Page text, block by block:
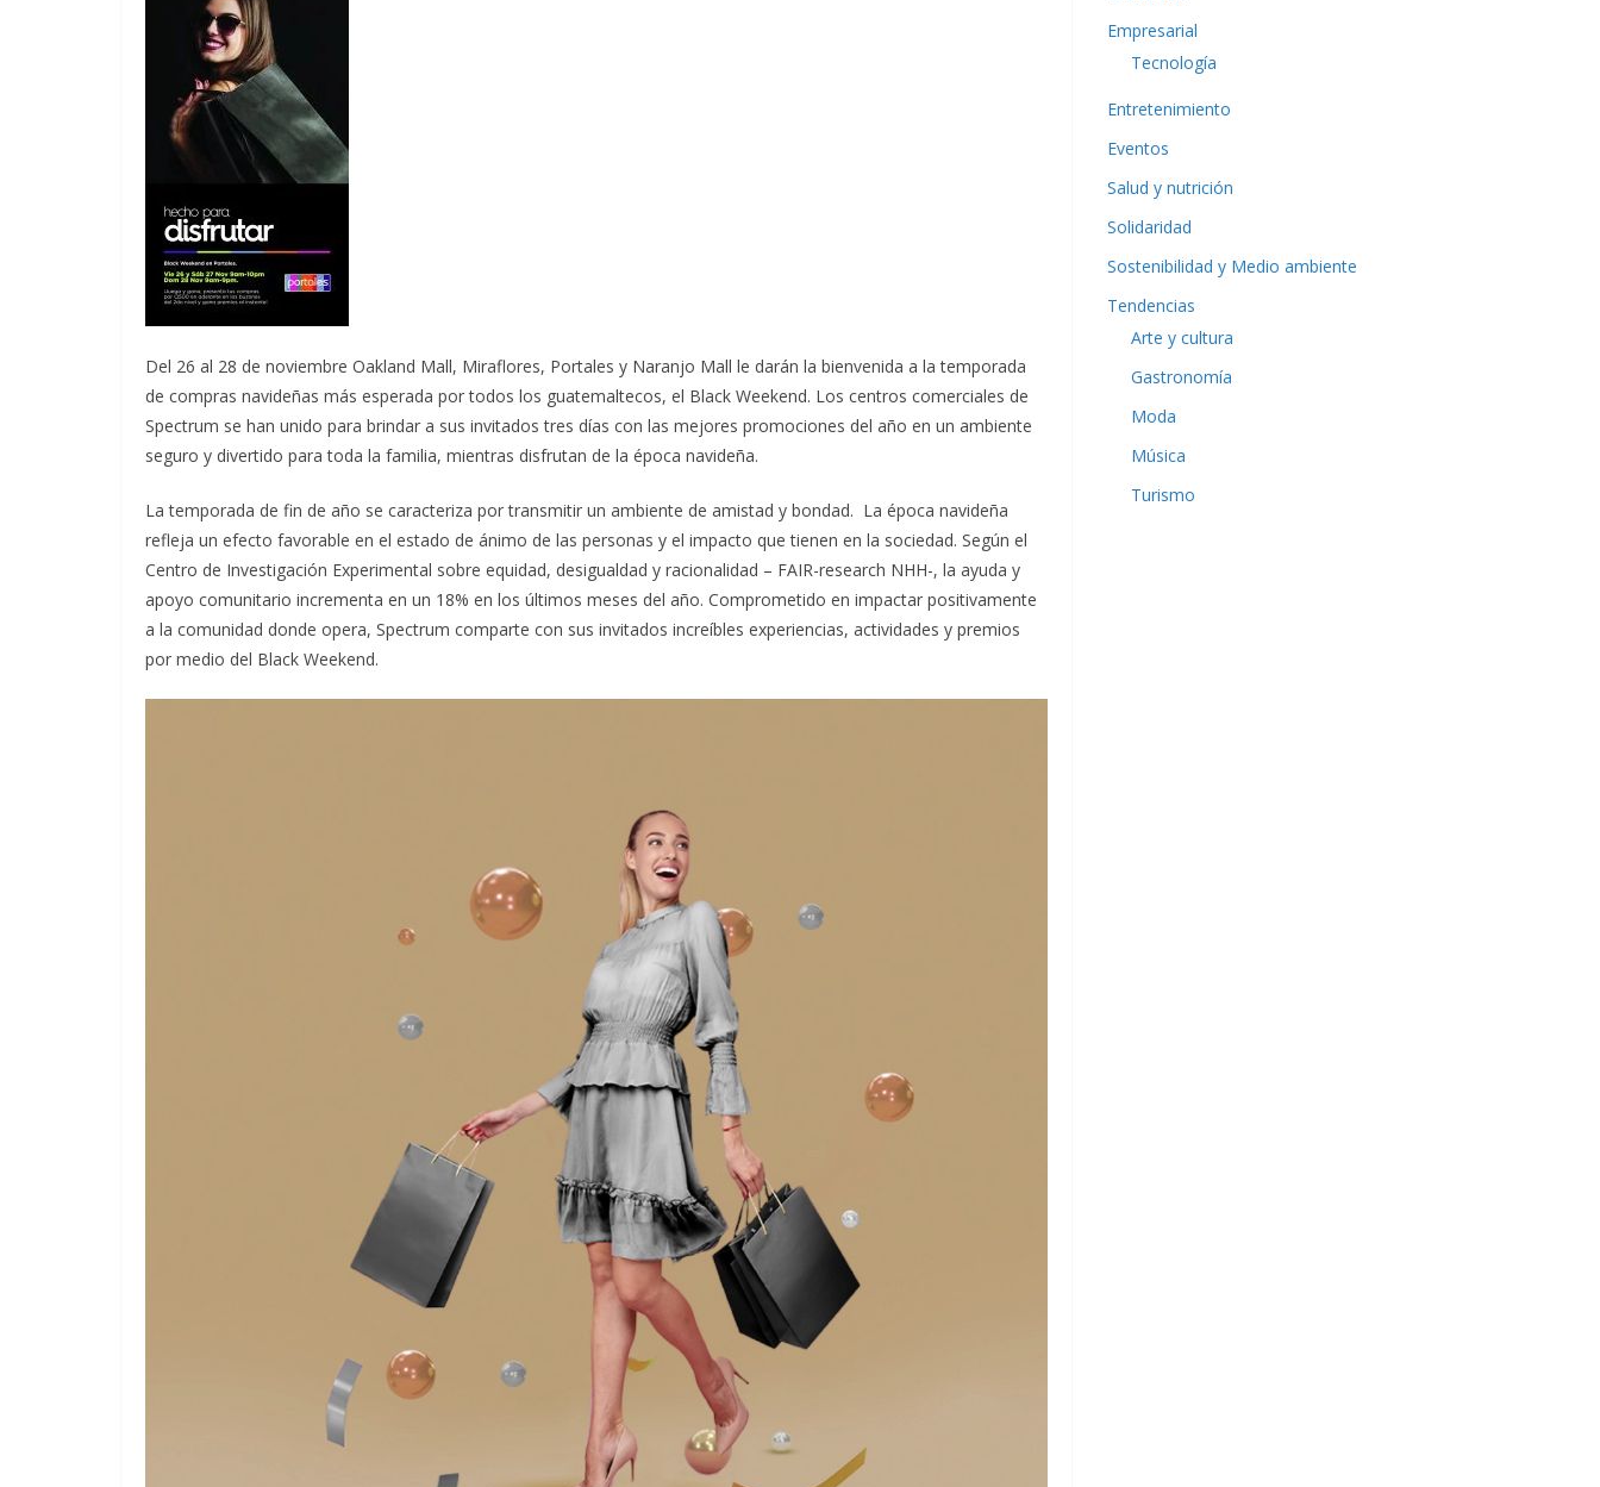
Del 26 al 28 de noviembre Oakland Mall, Miraflores, Portales y Naranjo Mall le darán la bienvenida a la temporada
de compras navideñas más esperada por todos los guatemaltecos, el Black Weekend. Los centros comerciales de
Spectrum se han unido para brindar a sus invitados tres días con las mejores promociones del año en un ambiente
seguro y divertido para toda la familia, mientras disfrutan de la época navideña.
La temporada de fin de año se caracteriza por transmitir un ambiente de amistad y bondad. La época navideña
refleja un efecto favorable en el estado de ánimo de las personas y el impacto que tienen en la sociedad. Según el
Centro de Investigación Experimental sobre equidad, desigualdad y racionalidad – FAIR-research NHH-, la ayuda y
apoyo comunitario incrementa en un 18% en los últimos meses del año. Comprometido en impactar positivamente
a la comunidad donde opera, Spectrum comparte con sus invitados increíbles experiencias, actividades y premios
por medio del Black Weekend.
Empresarial
Tecnología
Entretenimiento
Eventos
Salud y nutrición
Solidaridad
Sostenibilidad y Medio ambiente
Tendencias
Arte y cultura
Gastronomía
Moda
Música
Turismo